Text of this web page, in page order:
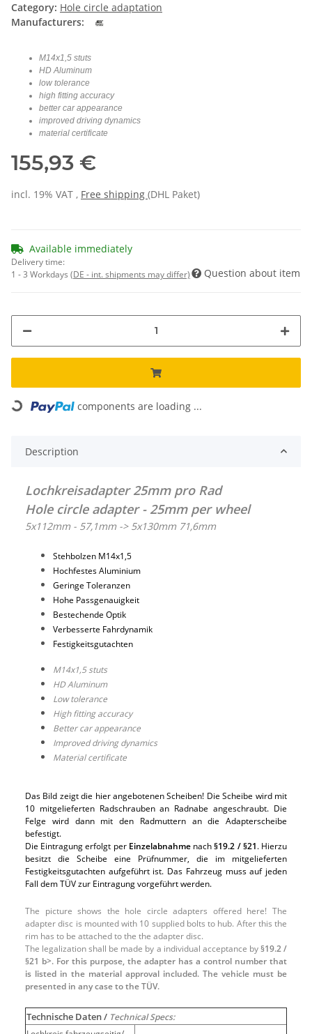
Category: Hole circle adaptation
Manufacturers:
M14x1,5 stuts
HD Aluminum
low tolerance
high fitting accuracy
better car appearance
improved driving dynamics
material certificate
155,93 €
incl. 19% VAT , Free shipping (DHL Paket)
Available immediately
Delivery time:
1 - 3 Workdays (DE - int. shipments may differ) Question about item
Loading... components are loading ...
Description
Lochkreisadapter 25mm pro Rad
Hole circle adapter - 25mm per wheel
5x112mm - 57,1mm -> 5x130mm 71,6mm
Stehbolzen M14x1,5
Hochfestes Aluminium
Geringe Toleranzen
Hohe Passgenauigkeit
Bestechende Optik
Verbesserte Fahrdynamik
Festigkeitsgutachten
M14x1,5 stuts
HD Aluminum
Low tolerance
High fitting accuracy
Better car appearance
Improved driving dynamics
Material certificate
Das Bild zeigt die hier angebotenen Scheiben! Die Scheibe wird mit
10 mitgelieferten Radschrauben an Radnabe angeschraubt. Die
Felge wird dann mit den Radmuttern an die Adapterscheibe
befestigt.
Die Eintragung erfolgt per Einzelabnahmenach§19.2 / §21. Hierzu
besitzt die Scheibe eine Prüfnummer, die im mitgelieferten
Festigkeitsgutachten aufgeführt ist. Das Fahrzeug muss auf jeden
Fall dem TÜV zur Eintragung vorgeführt werden.
The picture shows the hole circle adapters offered here! The
adapter disc is mounted with 10 supplied bolts to hub. After this the
rim has to be attached to the the adapter disc.
The legalization shall be made by a individual acceptance by§19.2 /
§21 b>. For this purpose, the adapter has a control number that
is listed in the material approval included. The vehicle must be
presented in any case to the TÜV.
Technische Daten / Technical Specs: